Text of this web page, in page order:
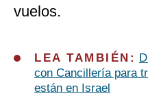
vuelos.
LEA TAMBIÉN:
con Cancillería para
están en Israel